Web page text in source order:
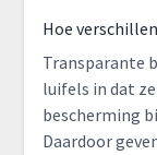
Hoe
Transparante
luifels in dat
bescherming
Daardoor